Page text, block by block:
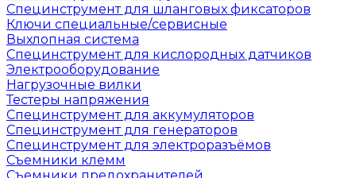
Специнструмент для шланговых фиксаторов
Ключи специальные/сервисные
Выхлопная система
Специнструмент для кислородных датчиков
Электрооборудование
Нагрузочные вилки
Тестеры напряжения
Специнструмент для аккумуляторов
Специнструмент для генераторов
Специнструмент для электроразъёмов
Съемники клемм